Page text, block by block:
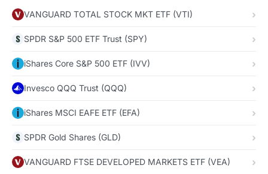
VANGUARD TOTAL STOCK MKT ETF (VTI)
SPDR S&P 500 ETF Trust (SPY)
iShares Core S&P 500 ETF (IVV)
Invesco QQQ Trust (QQQ)
iShares MSCI EAFE ETF (EFA)
SPDR Gold Shares (GLD)
VANGUARD FTSE DEVELOPED MARKETS ETF (VEA)